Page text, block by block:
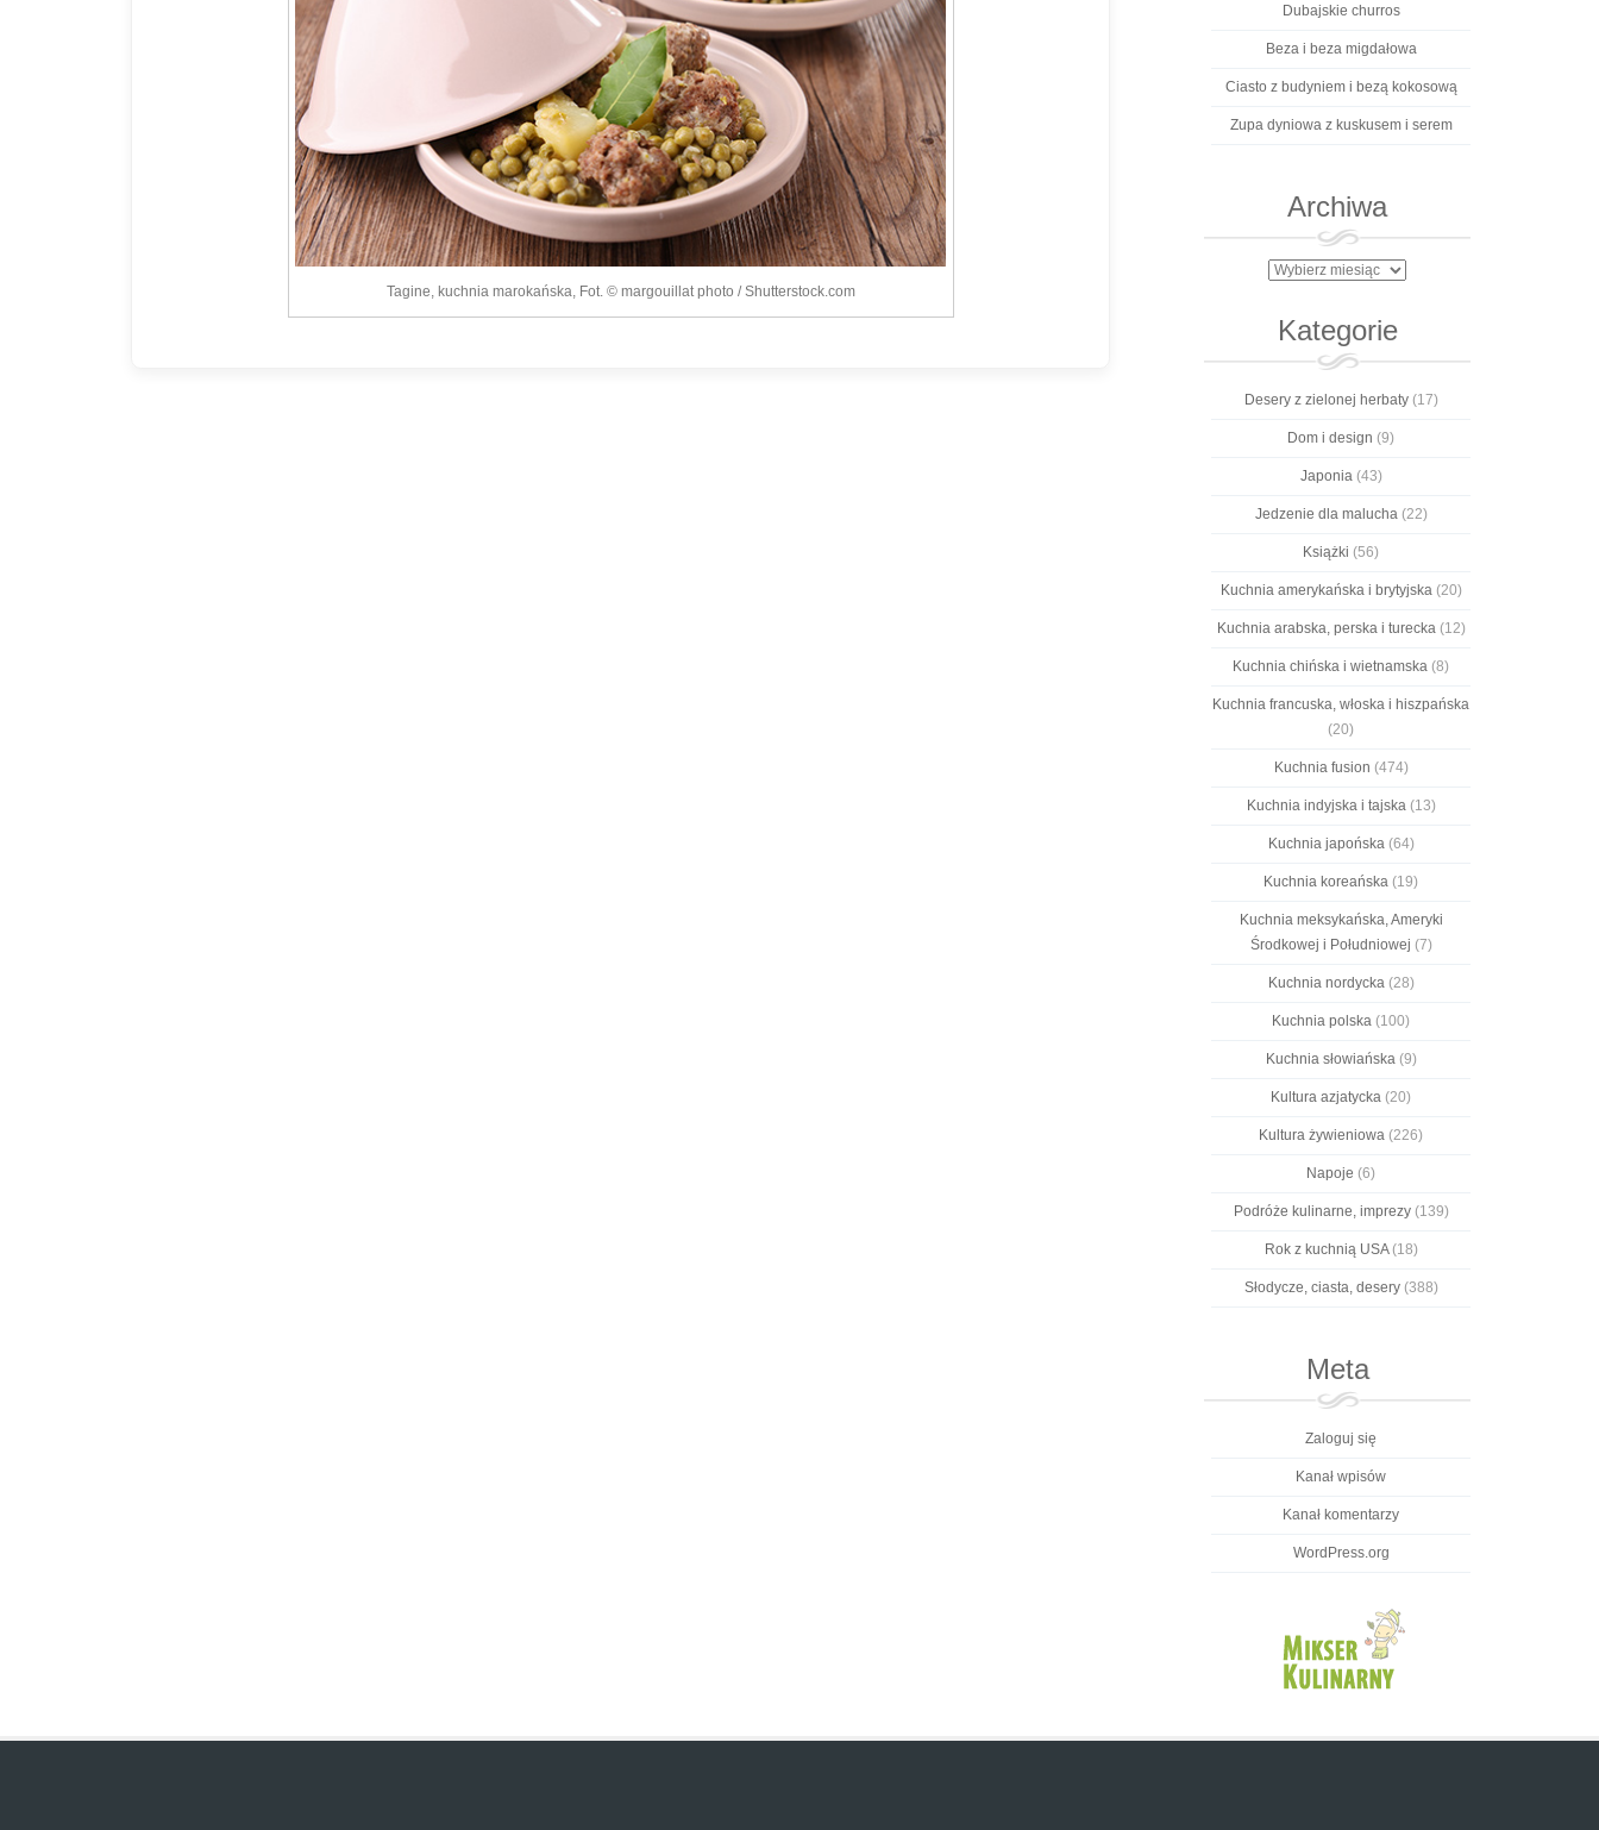
Tagine, kuchnia marokańska, Fot. © margouillat photo / Shutterstock.com
Dubajskie churros
Beza i beza migdałowa
Ciasto z budyniem i bezą kokosową
Zupa dyniowa z kuskusem i serem
Archiwa
Archiwa
Kategorie
Desery z zielonej herbaty(17)
Dom i design (9)
Japonia(43)
Jedzenie dla malucha(22)
Książki (56)
Kuchnia amerykańska i brytyjska(20)
Kuchnia arabska, perska i turecka(12)
Kuchnia chińska i wietnamska (8)
Kuchnia francuska, włoska i hiszpańska
(20)
Kuchnia fusion (474)
Kuchnia indyjska i tajska(13)
Kuchnia japońska(64)
Kuchnia koreańska (19)
Kuchnia meksykańska, Ameryki
Środkowej i Południowej (7)
Kuchnia nordycka(28)
Kuchnia polska (100)
Kuchnia słowiańska(9)
Kultura azjatycka (20)
Kultura żywieniowa (226)
Napoje (6)
Podróże kulinarne, imprezy(139)
Rok z kuchnią USA(18)
Słodycze, ciasta, desery(388)
Meta
Zaloguj się
Kanał wpisów
Kanał komentarzy
WordPress.org